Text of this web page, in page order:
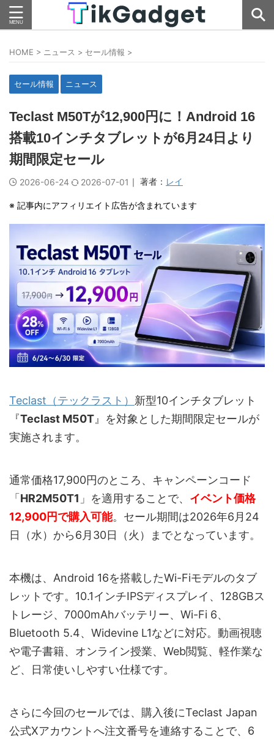
HOME > ニュース > セール情報 >
セール情報 ニュース
Teclast M50Tが12,900円に！Android 16
搭載10インチタブレットが6月24日より
期間限定セール
2026-06-24 2026-07-01 ｜ 著者： レイ
※ 記事内にアフィリエイト広告が含まれています
Teclast（テックラスト） 新型10インチタブレット
『Teclast M50T 』を対象とした期間限定セールが
実施されます。
通常価格17,900円のところ、キャンペーンコード
「 HR2M50T1 」を適用することで、 イベント価格
12,900円で購入可能。セール期間は2026年6月24
日（水）から6月30日（火）までとなっています。
本機は、Android 16を搭載したWi-Fiモデルのタブ
レットです。10.1インチIPSディスプレイ、128GBス
トレージ、7000mAhバッテリー、Wi-Fi 6、
Bluetooth 5.4、Widevine L1などに対応。動画視聴
や電子書籍、オンライン授業、Web閲覧、軽作業な
ど、日常使いしやすい仕様です。
さらに今回のセールでは、購入後にTeclast Japan
公式Xアカウントへ注文番号を連絡することで、6